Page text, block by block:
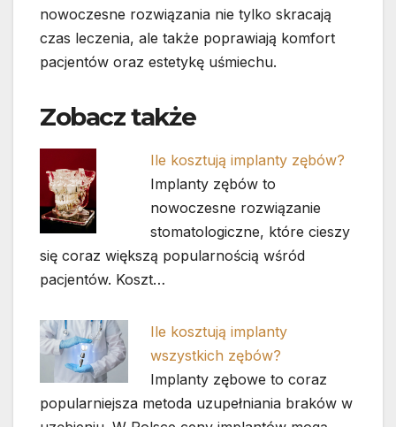
nowoczesne rozwiązania nie tylko skracają
czas leczenia, ale także poprawiają komfort
pacjentów oraz estetykę uśmiechu.
Zobacz także
Ile kosztują implanty zębów?
Implanty zębów to
nowoczesne rozwiązanie
stomatologiczne, które cieszy
się coraz większą popularnością wśród
pacjentów. Koszt…
Ile kosztują implanty
wszystkich zębów?
Implanty zębowe to coraz
popularniejsza metoda uzupełniania braków w